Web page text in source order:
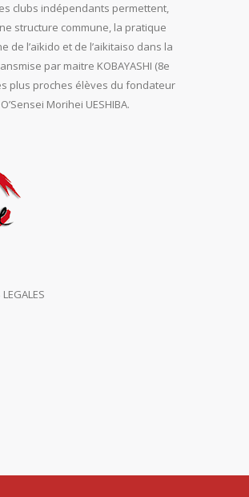
clubs indépendants permettent,
structure commune, la pratique
de l’aïkido et de l’aikitaiso dans la
par maitre KOBAYASHI (8e
plus proches élèves du fondateur
Morihei UESHIBA.